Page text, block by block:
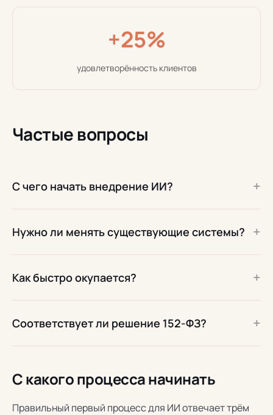
+25%
удовлетворённость клиентов
Частые вопросы
С чего начать внедрение ИИ? +
Нужно ли менять существующие системы? +
Как быстро окупается? +
Соответствует ли решение 152-ФЗ? +
С какого процесса начинать
Правильный первый процесс для ИИ отвечает трём